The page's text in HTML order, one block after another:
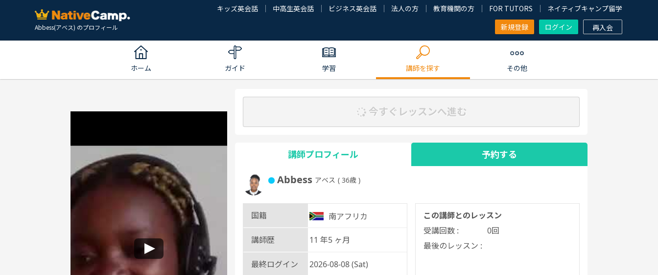
Abbess(アベス) のプロフィール
キッズ英会話 中高生英会話 ビジネス英会話 法人の方 教育機関の方 FOR TUTORS
ネイティブキャンプ留学
新規登録
ログイン 再入会
ホーム ガイド 学習 講師を探す その他
今すぐレッスンへ進む
講師プロフィール 予約する
Abbess アベス ( 36歳 )
国籍 南アフリカ
講師歴 11 年5 ヶ月
最終ログイン 2026-08-08 (Sat)
この講師とのレッスン
受講回数 :
0回
最後のレッスン :